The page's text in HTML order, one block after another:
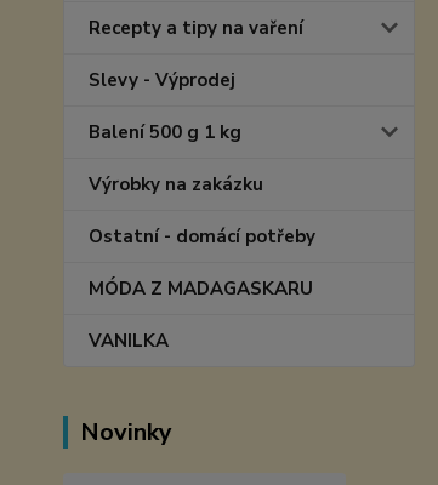
Recepty a tipy na vaření
Slevy - Výprodej
Balení 500 g 1 kg
Výrobky na zakázku
Ostatní - domácí potřeby
MÓDA Z MADAGASKARU
VANILKA
Novinky